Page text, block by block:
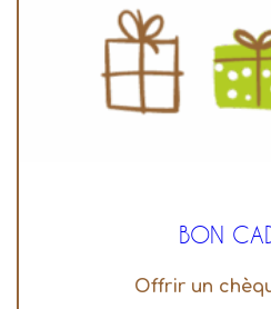
BON
Offrir un